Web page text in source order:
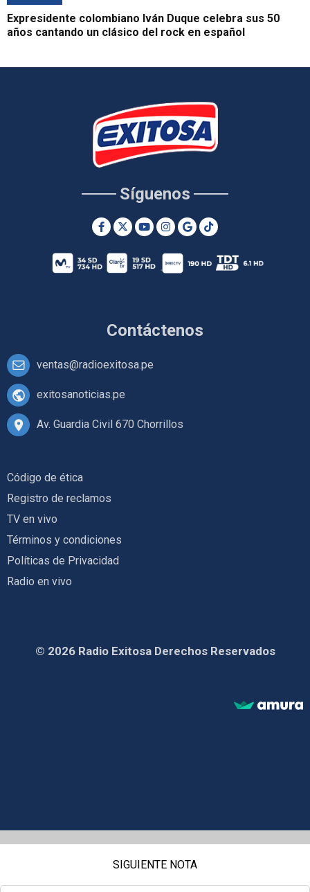
Expresidente colombiano Iván Duque celebra sus 50
años cantando un clásico del rock en español
Contáctenos
ventas@radioexitosa.pe
exitosanoticias.pe
Av. Guardia Civil 670 Chorrillos
Síguenos
Código de ética
Registro de reclamos
TV en vivo
Términos y condiciones
Políticas de Privacidad
Radio en vivo
© 2026 Radio Exitosa Derechos Reservados
SIGUIENTE NOTA